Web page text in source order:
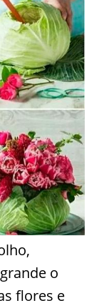
o
flores e